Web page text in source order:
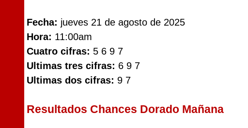
Fecha: jueves 21 de agosto de 2025
Hora: 11:00am
Cuatro cifras: 5 6 9 7
Ultimas tres cifras: 6 9 7
Ultimas dos cifras: 9 7
Resultados Chances Dorado Mañana